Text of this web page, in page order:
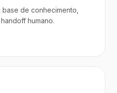
de conhecimento,
humano.